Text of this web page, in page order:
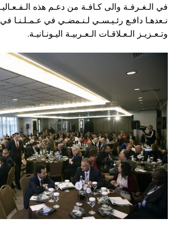
في الـغـرفـة والى كـافـة من دعـم هذه
نـعدهـا دافـع رئـيـسـي لـنـمضـي في عـمـلـنـا
وتـعـزيـز الـعـلاقـات الـعـربيـة اليـونـانيـة.